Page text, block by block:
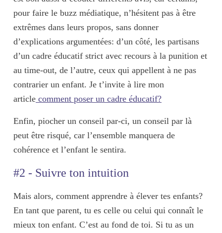
pour faire le buzz médiatique, n’hésitent pas à être
extrêmes dans leurs propos, sans donner
d’explications argumentées: d’un côté, les partisans
d’un cadre éducatif strict avec recours à la punition et
au time-out, de l’autre, ceux qui appellent à ne pas
contrarier un enfant. Je t’invite à lire mon
article comment poser un cadre éducatif?
Enfin, piocher un conseil par-ci, un conseil par là
peut être risqué, car l’ensemble manquera de
cohérence et l’enfant le sentira.
#2 - Suivre ton intuition
Mais alors, comment apprendre à élever tes enfants?
En tant que parent, tu es celle ou celui qui connaît le
mieux ton enfant. C’est au fond de toi. Si tu as un